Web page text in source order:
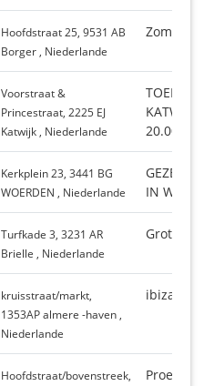
Hoofdstraat 25, 9531 AB
Borger , Niederlande
Voorstraat &
Princestraat, 2225 EJ
Katwijk , Niederlande
20.00
Kerkplein 23, 3441 BG
WOERDEN , Niederlande
IN
Turfkade 3, 3231 AR
Brielle , Niederlande
Grote
kruisstraat/markt,
1353AP almere -haven ,
Niederlande
Hoofdstraat/bovenstreek,